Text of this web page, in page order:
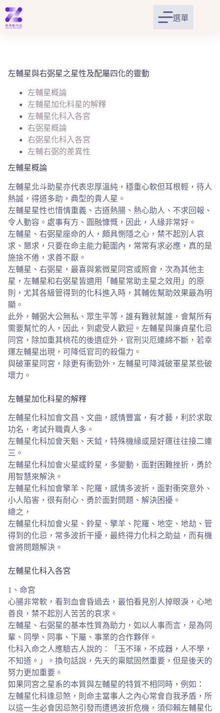
跳
至
主
選單
左輔星與右弼星之星性及配屬四化的靈動
左輔星概論
左輔星加化科星的解釋
左輔星化科入各宮
右弼星概論
右弼星化科入各宮
左輔右弼的差異性
左輔星概論
左輔星北斗助星亦代表忠厚溫純，穩重心軟但耳根輕，待人
熱誠，得道多助，典型的貴人星。
左輔星星性也惜情重義、古道熱腸、熱心助人、不求回報、
令人動容。處事有方、圓融慷慨，因此，人緣非常好。
左輔星、右弼星座命的人，頗具惻隱之心，禁不起別人哀
求、懇求，只要在命主能力範圍內，常常有求必應，真的是
施捨不倦，求善不厭。
左輔星、右弼星，最喜與紫微星同宮或照會，次為其他主
星，左輔星和右弼星皆適用「輔星常助主星之效用」的原
則，尤其各級管得到的化科進入時，其輔佐幫助效果最為明
顯。
此外，輔弼大公無私、眾生平等，誰有難就幫誰，會幫所有
需要幫忙的人，因此，到處受人歡迎。左輔星與廉貞星化忌
同宮，除加重其桃花的後遺症外，官刑災厄連綿不斷，若幸
運左輔星出現，可降低官司的殺傷力。
與破軍星同宮，除更有衝勁外，左輔星可降減破軍星某些破
壞力。
左輔星加化科星的解釋
左輔星化科加會文昌、文曲，感情豐富，有才藝，利於求取
功名，考試升職貴人多。
左輔星化科加會天魁、天鉞，特殊機緣或是好運往往接二連
三。
左輔星化科加會火星或鈴星，多變動，面對困難挫折，勇於
用智慧來解決。
左輔星化科加會擎羊、陀羅，感情多波折，面對衝突意外、
小人陷害，很有耐心、勇於面對問題、解決困擾。
總之，
左輔星化科加會火星、鈴星、擎羊、陀羅、地空、地劫、管
得到的化忌，常多波折干擾，最終得力化科之助益，而有機
會將問題解決。
左輔星化科入各宮
1、命宮
心腸非常軟，看到血會昏過去，最怕看見別人掉眼淚，心地
善良，禁不起別人苦苦的哀求。
左輔星、右弼星的基本性質為助力，如以人事而言，是為同
輩、同學、同事、下屬、事業的合作夥伴。
化科入命之人應驗古人說的：「玉不琢，不成器，人不學，
不知道。」。換句話說，先天的稟賦固然重要，但是後天的
努力更加重要。
如果同宮之星系的本質與左輔星的特質不相同時，例如：
左輔星化科逢忌煞，則命主當事人之內心常會自我矛盾，所
以這一生必會因忌煞引發而遭遇波折危機，須仰賴左輔星化